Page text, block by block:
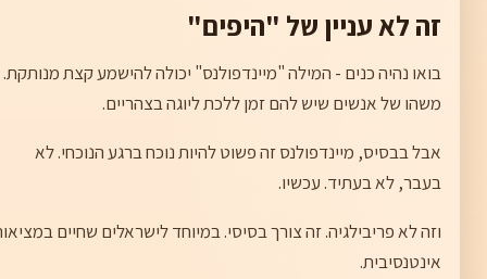
זה לא עניין של "היפים"
בואו נהיה כנים - המילה "מיינדפולנס" יכולה להישמע קצת מנותקת.
משהו של אנשים שיש להם זמן ללכת ליוגה בצהריים.
אבל בבסיס, מיינדפולנס זה פשוט להיות נוכח ברגע הנוכחי. לא
בעבר, לא בעתיד. עכשיו.
וזה לא פריבילגיה. זה צורך בסיסי. במיוחד לישראלים שחיים
אינטנסיבית.